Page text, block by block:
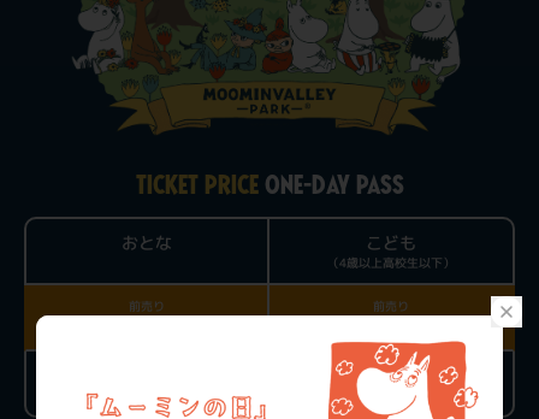
TICKET PRICEONE-DAY PASS
おとな こども
（4歳以上高校生以下）
前売り 前売り
4,300円
当日チケット
1,300円